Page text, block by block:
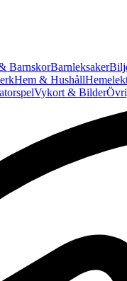
BarnskorBarnleksaker
Hem & Hushåll
Vykort & Bilder